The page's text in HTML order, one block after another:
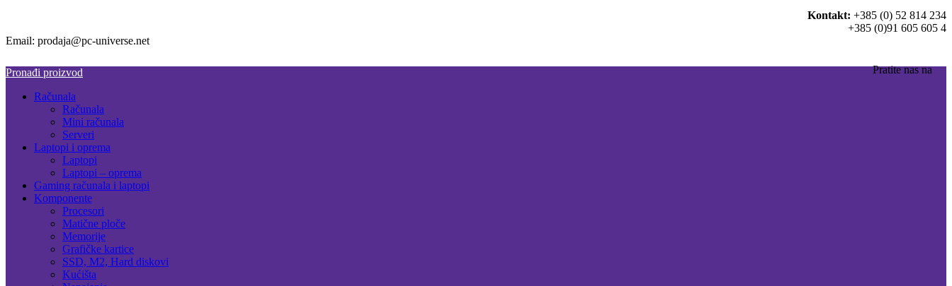
Kontakt: +385 (0) 52 814 234
+385 (0)91 605 605 4
Email: prodaja@pc-universe.net
Pratite nas na
Pronađi proizvod
Računala
Računala
Mini računala
Serveri
Laptopi i oprema
Laptopi
Laptopi – oprema
Gaming računala i laptopi
Komponente
Procesori
Matične ploče
Memorije
Grafičke kartice
SSD, M2, Hard diskovi
Kućišta